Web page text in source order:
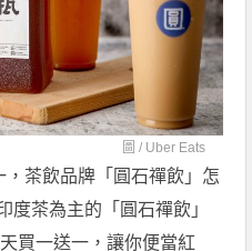
圖 / Uber Eats
茶飲品牌「圓石禪飲」怎
度茶為主的「圓石禪飲」
買一送一，讓你便當紅